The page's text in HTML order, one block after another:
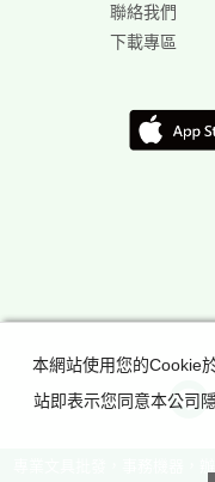
聯絡我們
下載專區
本網站使用您的Cookie
站即表示您同意本公司